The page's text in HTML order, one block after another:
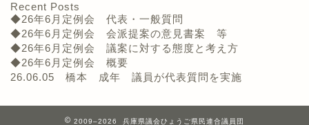
Recent Posts
◆26年6月定例会 代表・一般質問
◆26年6月定例会 会派提案の意見書案 等
◆26年6月定例会 議案に対する態度と考え方
◆26年6月定例会 概要
26.06.05 橋本 成年 議員が代表質問を実施
2009–2026 兵庫県議会ひょうご県民連合議員団